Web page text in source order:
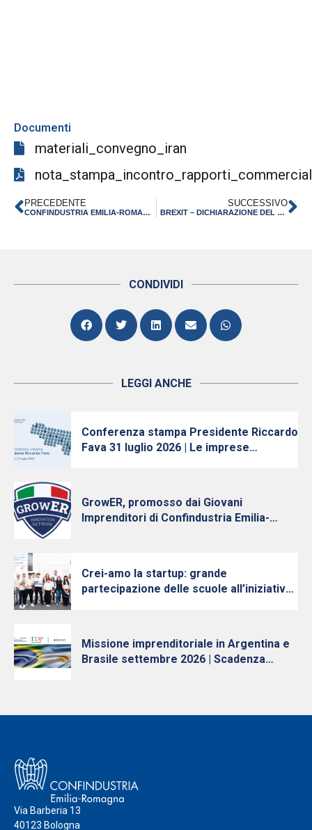
Documenti
materiali_convegno_iran
PRECEDENTE
CONFINDUSTRIA EMILIA-ROMAGNA NEL RAPPORTO DEL SOLE 24 ORE
SUCCESSIVO
BREXIT – DICHIARAZIONE DEL PRESIDENTE DI CONFINDUSTRIA EMILIA-ROMAGNA MAURIZIO MARCHESINI
CONDIVIDI
LEGGI ANCHE
Conferenza stampa Presidente Riccardo
Fava 31 luglio 2026 | Le imprese
GrowER, promosso dai Giovani
Imprenditori di Confindustria Emilia-
Crei-amo la startup: grande
partecipazione delle scuole all’iniziativa
Missione imprenditoriale in Argentina e
Brasile settembre 2026 | Scadenza
Via Barberia 13
40123 Bologna